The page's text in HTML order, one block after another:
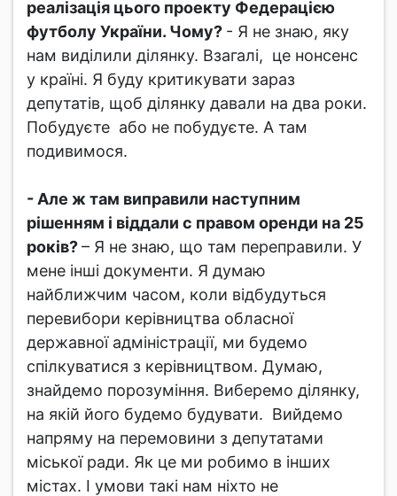
реалізація цього проекту Федерацією
футболу України. Чому? - Я не знаю, яку
нам виділили ділянку. Взагалі, це нонсенс
у країні. Я буду критикувати зараз
депутатів, щоб ділянку давали на два роки.
Побудуєте або не побудуєте. А там
подивимося.
- Але ж там виправили наступним
рішенням і віддали с правом оренди на 25
років?– Я не знаю, що там переправили. У
мене інші документи. Я думаю
найближчим часом, коли відбудуться
перевибори керівництва обласної
державної адміністрації, ми будемо
спілкуватися з керівництвом. Думаю,
знайдемо порозуміння. Виберемо ділянку,
на якій його будемо будувати. Вийдемо
напряму на перемовини з депутатами
міської ради. Як це ми робимо в інших
містах. І умови такі нам ніхто не